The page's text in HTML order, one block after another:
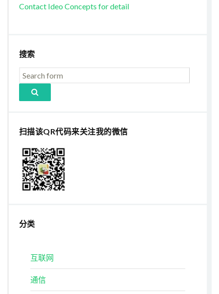
Contact Ideo Concepts for detail
搜索
扫描该QR代码来关注我的微信
分类
互联网
通信